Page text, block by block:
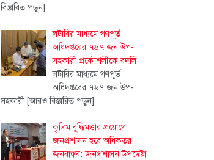
বিস্তারিত পড়ুন]
লটারির মাধ্যমে গণপূর্ত
অধিদপ্তরের ৭৬৭ জন উপ-
সহকারী প্রকৌশলীকে বদলি
লটারির মাধ্যমে গণপূর্ত
অধিদপ্তরের ৭৬৭ জন উপ-
সহকারী [আরও বিস্তারিত পড়ুন]
কৃত্রিম বুদ্ধিমত্তার প্রয়োগে
জনপ্রশাসন হবে অধিকতর
জনবান্ধব: জনপ্রশাসন উপদেষ্টা